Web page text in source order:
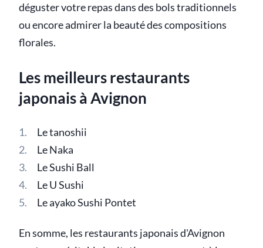
déguster votre repas dans des bols traditionnels
ou encore admirer la beauté des compositions
florales.
Les meilleurs restaurants
japonais à Avignon
Le tanoshii
Le Naka
Le Sushi Ball
Le U Sushi
Le ayako Sushi Pontet
En somme, les restaurants japonais d'Avignon